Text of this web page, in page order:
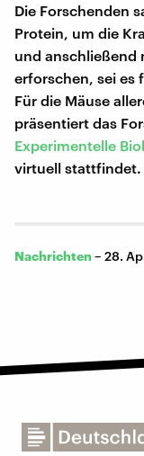
Die Forschenden
Protein, um die
und anschließend
erforschen, sei es
Für die Mäuse
präsentiert das
Experimentelle
virtuell stattfindet.
Nachrichten – 28.